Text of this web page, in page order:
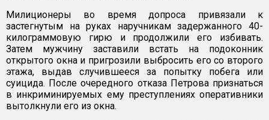
Милиционеры во время допроса привязали к
застегнутым на руках наручникам задержанного 40-
килограммовую гирю и продолжили его избивать.
Затем мужчину заставили встать на подоконник
открытого окна и пригрозили выбросить его со второго
этажа, выдав случившееся за попытку побега или
суицида. После очередного отказа Петрова признаться
в инкриминируемых ему преступлениях оперативники
вытолкнули его из окна.